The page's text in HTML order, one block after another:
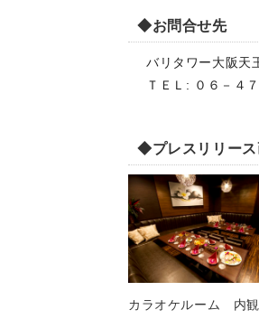
◆お問合せ先
バリタワー大阪天
ＴＥＬ: ０６－４
◆プレスリリース
カラオケルーム 内観